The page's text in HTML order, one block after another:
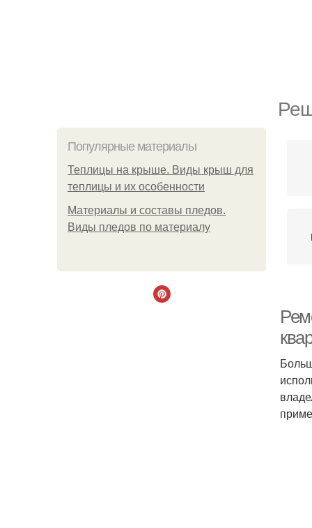
Популярные материалы
Теплицы на крыше. Виды крыш для
теплицы и их особенности
Материалы и составы пледов.
Виды пледов по материалу